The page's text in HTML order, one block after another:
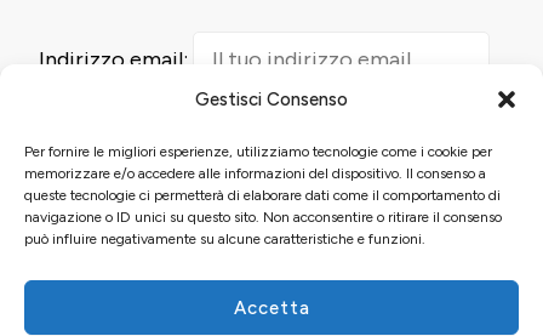
Gestisci Consenso
Per fornire le migliori esperienze, utilizziamo tecnologie come i cookie per
memorizzare e/o accedere alle informazioni del dispositivo. Il consenso a
queste tecnologie ci permetterà di elaborare dati come il comportamento di
navigazione o ID unici su questo sito. Non acconsentire o ritirare il consenso
può influire negativamente su alcune caratteristiche e funzioni.
Accetta
Indirizzo email: